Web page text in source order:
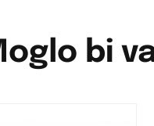
bi